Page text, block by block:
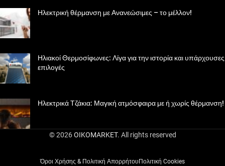
Ηλεκτρική θέρμανση με Ανανεώσιμες – το μέλλον!
Ηλιακοί Θερμοσίφωνες: Λίγα για την ιστορία και υπάρχουσες
επιλογές
Ηλεκτρικά Τζάκια: Μαγική ατμόσφαιρα με ή χωρίς θέρμανση!
© 2026OIKOMARKET. All rights reserved
Όροι Χρήσης & Πολιτική Απορρήτου Πολιτική Cookies